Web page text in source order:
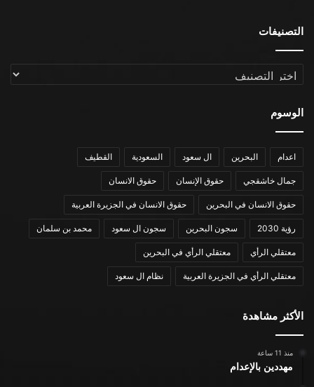
التصنيفات
التصنيفات
الوسوم
اعدام البحرين ال سعود السعودية القطيف
جمال خاشقجي حقوق الإنسان حقوق الانسان
حقوق الانسان في البحرين حقوق الانسان في الجزيرة العربية
رؤية 2030 سجون البحرين سجون ال سعود محمد بن سلمان
معتقلي الرأي معتقلي الرأي في البحرين
معتقلي الرأي في الجزيرة العربية نظام ال سعود
الأكثر مشاهدة
منذ 11 ساعة
مهددين بالإعدام